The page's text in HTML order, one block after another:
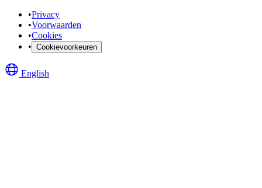
•Privacy
•Voorwaarden
•Cookies
• Cookievoorkeuren
English